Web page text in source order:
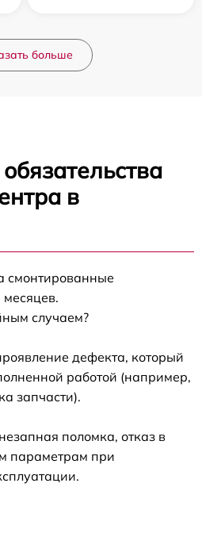
больше
в
смонтированные
случаем?
дефекта, который
работой (например,
запчасти).
поломка, отказ в
параметрам при